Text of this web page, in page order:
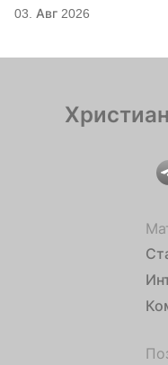
03. Авг 2026